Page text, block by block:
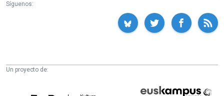
Síguenos:
Un proyecto de: